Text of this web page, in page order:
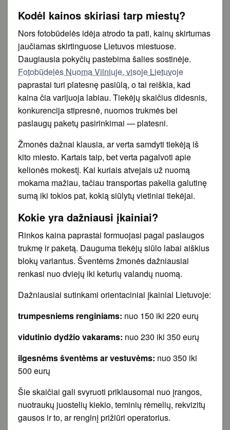
Kodėl kainos skiriasi tarp miestų?
Nors fotobūdelės idėja atrodo ta pati, kainų skirtumas
jaučiamas skirtinguose Lietuvos miestuose.
Daugiausia pokyčių pastebima šalies sostinėje.
Fotobūdelės Nuoma Vilniuje, visoje Lietuvoje
paprastai turi platesnę pasiūlą, o tai reiškia, kad
kaina čia varijuoja labiau. Tiekėjų skaičius didesnis,
konkurencija stipresnė, nuomos trukmės bei
paslaugų paketų pasirinkimai — platesni.
Žmonės dažnai klausia, ar verta samdyti tiekėją iš
kito miesto. Kartais taip, bet verta pagalvoti apie
kelionės mokestį. Kai kuriais atvejais už nuomą
mokama mažiau, tačiau transportas pakelia galutinę
sumą iki tokios pat, kokią siūlytų vietiniai tiekėjai.
Kokie yra dažniausi įkainiai?
Rinkos kaina paprastai formuojasi pagal paslaugos
trukmę ir paketą. Dauguma tiekėjų siūlo labai aiškius
blokų variantus. Šventėms žmonės dažniausiai
renkasi nuo dviejų iki keturių valandų nuomą.
Dažniausiai sutinkami orientaciniai įkainiai Lietuvoje:
trumpesniems renginiams: nuo 150 iki 220 eurų
vidutinio dydžio vakarams: nuo 230 iki 350 eurų
ilgesnėms šventėms ar vestuvėms: nuo 350 iki
500 eurų
Šie skaičiai gali svyruoti priklausomai nuo įrangos,
nuotraukų juostelių kiekio, teminių rėmelių, rekvizitų
gausos ir to, ar renginį prižiūri operatorius.